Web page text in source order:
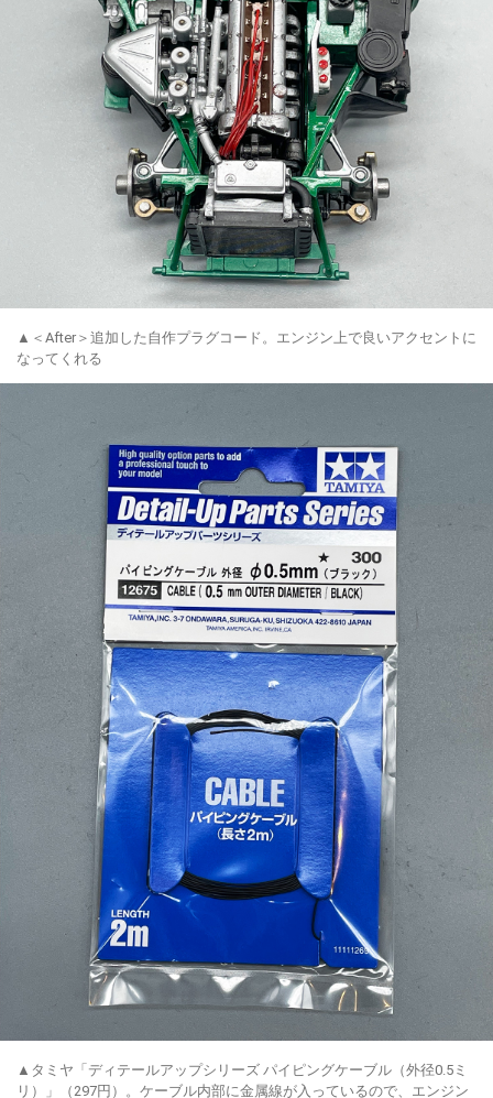
▲＜After＞追加した自作プラグコード。エンジン上で良いアクセントに
なってくれる
▲タミヤ「ディテールアップシリーズ パイピングケーブル（外径0.5ミ
リ）」（297円）。ケーブル内部に金属線が入っているので、エンジン